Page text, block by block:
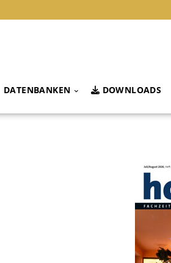
DATENBANKEN DOWNLOADS